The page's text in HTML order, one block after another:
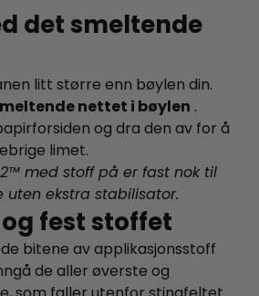
det smeltende
litt større enn bøylen din.
nettet i bøylen .
og dra den av for å
limet.
med stoff på er fast nok til
uten ekstra stabilisator.
fest stoffet
bitene av applikasjonsstoff
de aller øverste og